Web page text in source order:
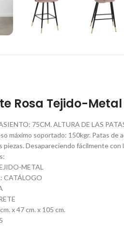
Rosa Tejido-Metal
75CM. ALTURA DE LAS
máximo soportado: 150kgr. Patas de
piezas. Desapareciendo fácilmente con
METAL
CATÁLOGO
x 47 cm. x 105 cm.